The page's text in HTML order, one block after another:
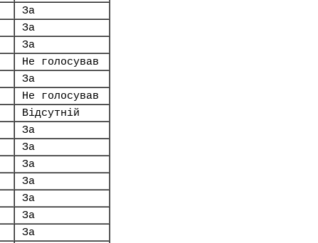
За
За
За
Не голосував
За
Не голосував
Відсутній
За
За
За
За
За
За
За